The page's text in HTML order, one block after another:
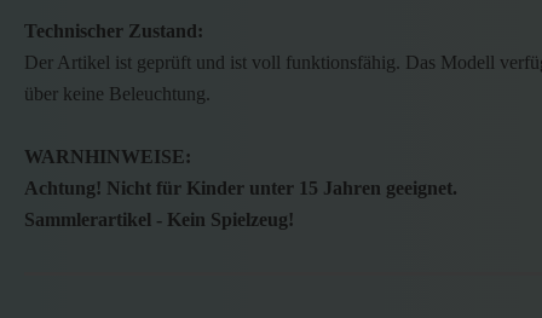
Technischer Zustand:
Der Artikel ist geprüft und ist voll funktionsfähig. Das Modell
über keine Beleuchtung.
WARNHINWEISE:
Achtung! Nicht für Kinder unter 15 Jahren geeignet.
Sammlerartikel - Kein Spielzeug!